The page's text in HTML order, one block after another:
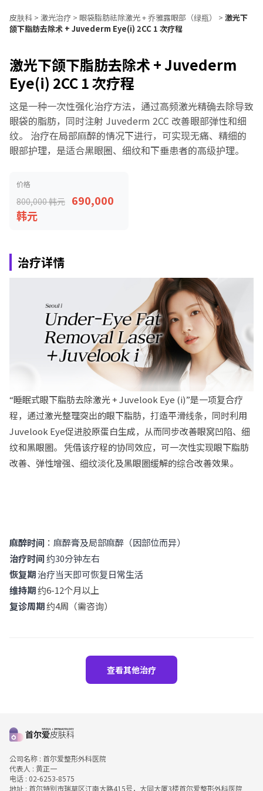
皮肤科 > 激光治疗 > 眼袋脂肪祛除激光 + 乔雅露眼部（绿瓶） > 激光下
颌下脂肪去除术 + Juvederm Eye(i) 2CC 1 次疗程
激光下颌下脂肪去除术 + Juvederm
Eye(i) 2CC 1 次疗程
这是一种一次性强化治疗方法，通过高频激光精确去除导致
眼袋的脂肪，同时注射 Juvederm 2CC 改善眼部弹性和细
纹。 治疗在局部麻醉的情况下进行，可实现无痛、精细的
眼部护理，是适合黑眼圈、细纹和下垂患者的高级护理。
价格
800,000 韩元 690,000
韩元
治疗详情
“睡眠式眼下脂肪去除激光 + Juvelook Eye (i)”是一项复合疗
程，通过激光整理突出的眼下脂肪，打造平滑线条，同时利用
Juvelook Eye促进胶原蛋白生成，从而同步改善眼窝凹陷、细
纹和黑眼圈。 凭借该疗程的协同效应，可一次性实现眼下脂肪
改善、弹性增强、细纹淡化及黑眼圈缓解的综合改善效果。
麻醉时间 ： 麻醉膏及局部麻醉（因部位而异）
治疗时间约30分钟左右
恢复期治疗当天即可恢复日常生活
维持期约6-12个月以上
复诊周期约4周（需咨询）
查看其他治疗
公司名称 : 首尔爱整形外科医院
代表人 : 黄正一
电话 : 02-6253-8575
地址 : 首尔特别市瑞草区江南大路415号，大同大厦3楼首尔爱整形外科医院